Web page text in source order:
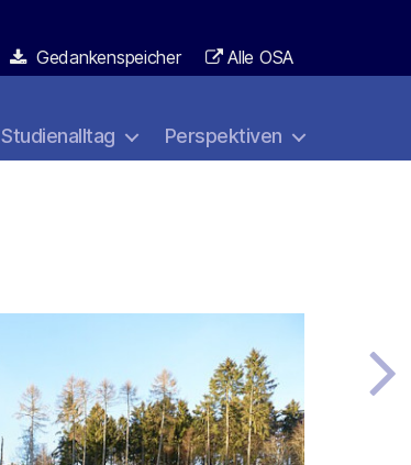
Gedankenspeicher Alle OSA
Studienalltag Perspektiven